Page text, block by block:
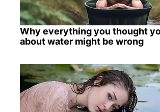
Why everything you thought
about water might be wrong